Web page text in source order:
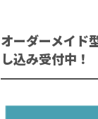
オーダーメイド
し込み受付中！